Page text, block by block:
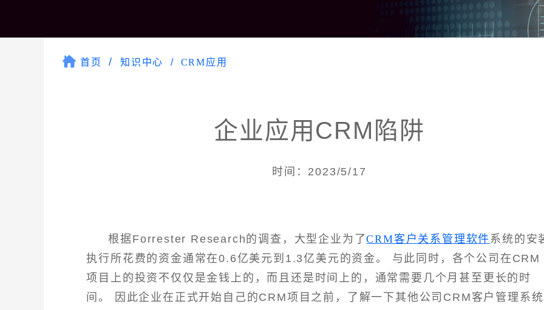
首页 知识中心 CRM应用
企业应用CRM陷阱
时间：2023/5/17
根据Forrester Research的调查，大型企业为了CRM客户关系管理软件系统的安
执行所花费的资金通常在0.6亿美元到1.3亿美元的资金。 与此同时，各个公司在CRM
项目上的投资不仅仅是金钱上的，而且还是时间上的，通常需要几个月甚至更长的时
间。 因此企业在正式开始自己的CRM项目之前，了解一下其他公司CRM客户管理系统